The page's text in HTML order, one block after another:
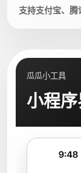
支持支付宝、
瓜瓜小工具
小程